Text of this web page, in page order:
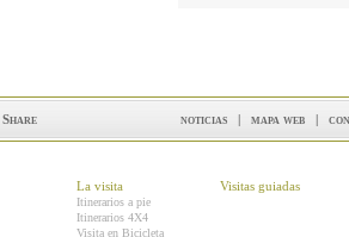
noticias | mapa web |
La visita
Itinerarios a pie
Itinerarios 4X4
Visita en Bicicleta
Visitas guiadas